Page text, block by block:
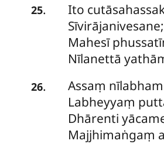
25.
Ito
Sīvirājanivesane;
Mahesī
Nīlanettā
26. Assaṃ
Labheyyaṃ
Dhārenti
Majjhimaṅgaṃ